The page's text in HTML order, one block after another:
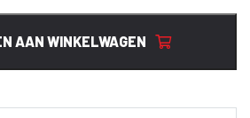
AAN WINKELWAGEN